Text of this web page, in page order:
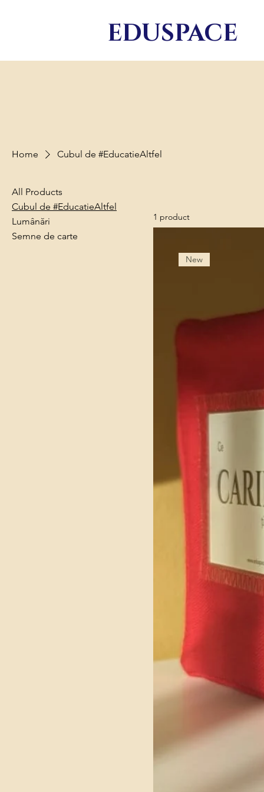
EDUSPACE
Home Cubul de #EducatieAltfel
All Products
Cubul de #EducatieAltfel
Lumânări
Semne de carte
1 product
New